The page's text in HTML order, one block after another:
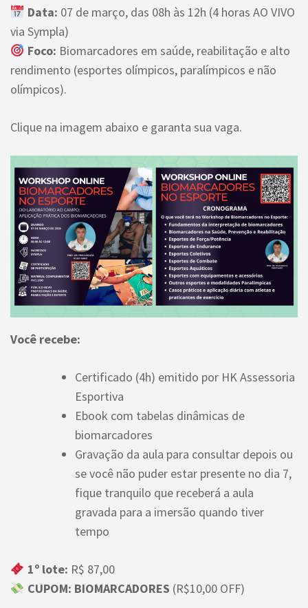
Data: 07 de março, das 08h às 12h (4 horas AO VIVO
via Sympla)
Foco: Biomarcadores em saúde, reabilitação e alto
rendimento (esportes olímpicos, paralímpicos e não
olímpicos).
Clique na imagem abaixo e garanta sua vaga.
Você recebe:
Certificado (4h) emitido por HK Assessoria
Esportiva
Ebook com tabelas dinâmicas de
biomarcadores
Gravação da aula para consultar depois ou
se você não puder estar presente no dia 7,
fique tranquilo que receberá a aula
gravada para a imersão quando tiver
tempo
1º lote: R$ 87,00
CUPOM: BIOMARCADORES (R$10,00 OFF)